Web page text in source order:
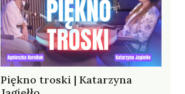
Piękno troski | Katarzyna